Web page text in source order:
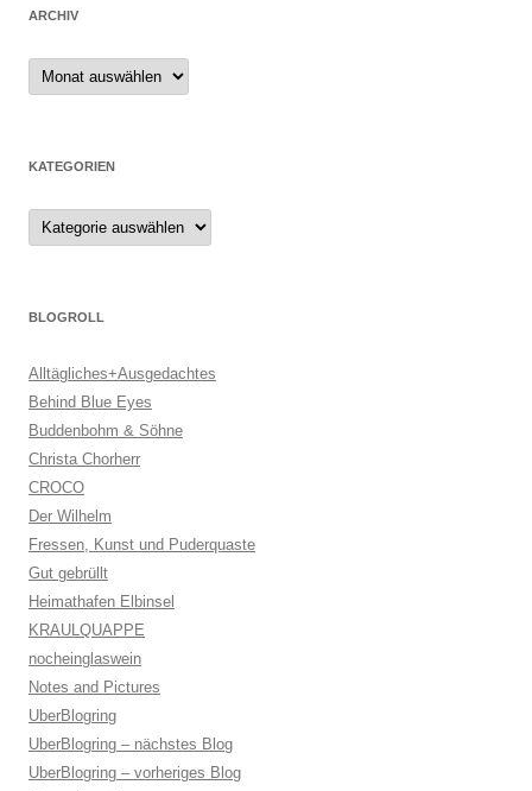
ARCHIV
Archiv
KATEGORIEN
Kategorien
BLOGROLL
Alltägliches+Ausgedachtes
Behind Blue Eyes
Buddenbohm & Söhne
Christa Chorherr
CROCO
Der Wilhelm
Fressen, Kunst und Puderquaste
Gut gebrüllt
Heimathafen Elbinsel
KRAULQUAPPE
nocheinglaswein
Notes and Pictures
UberBlogring
UberBlogring – nächstes Blog
UberBlogring – vorheriges Blog